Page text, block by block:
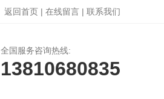
返回首页 | 在线留言 | 联系我们
全国服务咨询热线:
13810680835